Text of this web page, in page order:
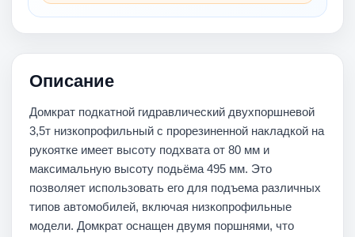
Описание
Домкрат подкатной гидравлический двухпоршневой
3,5т низкопрофильный с прорезиненной накладкой на
рукоятке имеет высоту подхвата от 80 мм и
максимальную высоту подьёма 495 мм. Это
позволяет использовать его для подъема различных
типов автомобилей, включая низкопрофильные
модели. Домкрат оснащен двумя поршнями, что